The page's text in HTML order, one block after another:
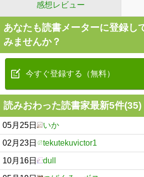
感想レビュー
あなたも読書メーターに登録し
みませんか？
今すぐ登録する（無料）
読みおわった読書家最新5件(35)
05月25日 いか
02月23日 tekutekuvictor1
10月16日 dull